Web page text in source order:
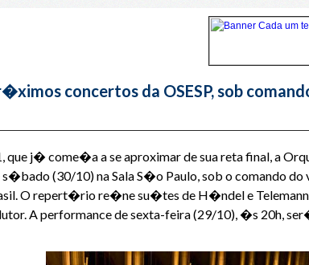
concertos da OSESP, sob
j� come�a a se aproximar de sua reta final, a
(30/10) na Sala S�o Paulo, sob o comando
O repert�rio re�ne su�tes de H�ndel e
A performance de sexta-feira (29/10), �s 20h,